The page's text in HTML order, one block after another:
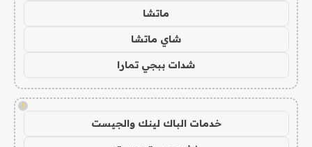
ماتشا
شاي ماتشا
شدات ببجي تمارا
!
خدمات الباك لينك والجيست